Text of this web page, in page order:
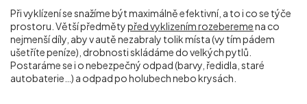
Při vyklízení se snažíme být maximálně efektivní, a to i co se týče
prostoru. Větší předmětypřed vyklizením rozeberemena co
nejmenší díly, aby v autě nezabraly tolik místa (vy tím pádem
ušetříte peníze), drobnosti skládáme do velkých pytlů.
Postaráme se i o nebezpečný odpad (barvy, ředidla, staré
autobaterie…) a odpad po holubech nebo krysách.